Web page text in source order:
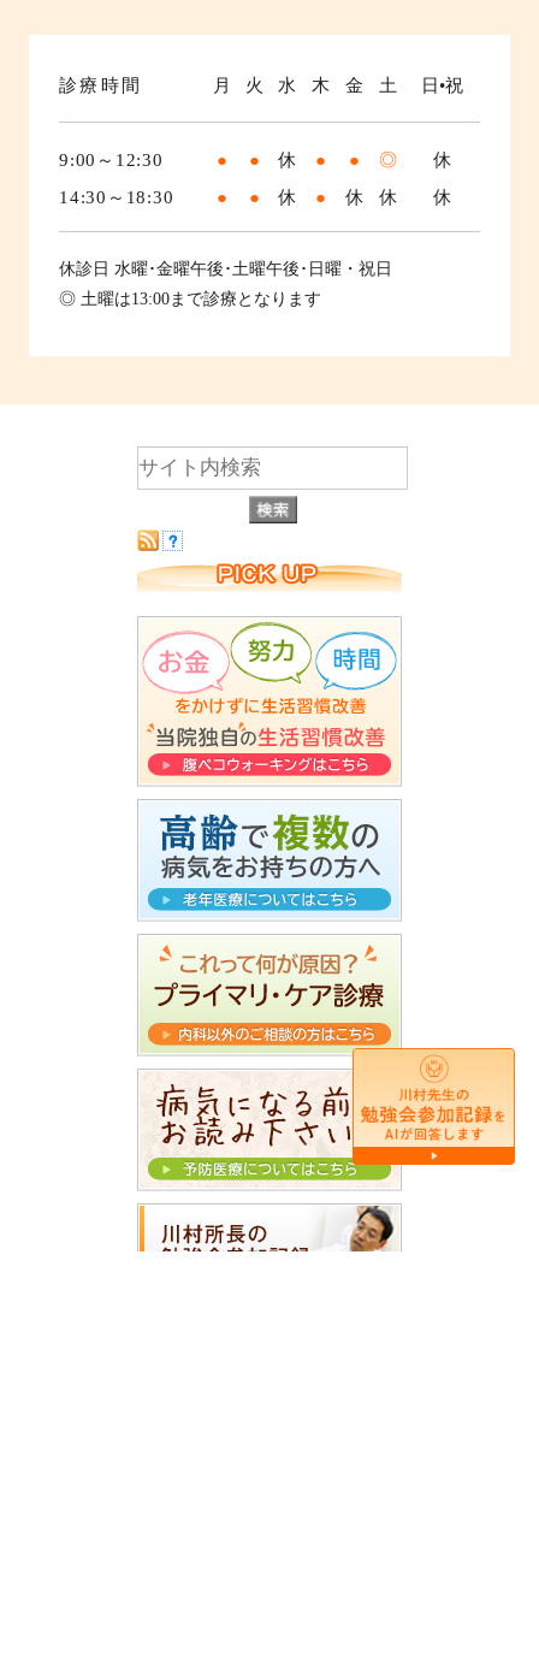
診療時間 月 火 水 木 金 土 日•祝
9:00～12:30 ● ● 休 ● ● ◎
休
14:30～18:30
● ● 休 ● 休 休 休
休診日 水曜･金曜午後･土曜午後･日曜・祝日
◎ 土曜は13:00まで診療となります